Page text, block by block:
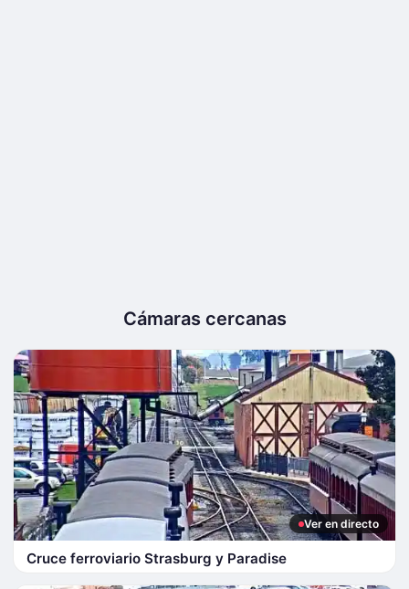
Cámaras cercanas
Ver en directo
Cruce ferroviario Strasburg y Paradise